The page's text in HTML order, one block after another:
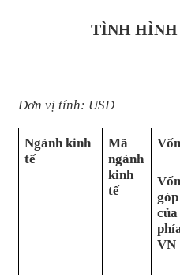
TÌNH HÌNH
Đơn vị tính: USD
Ngành kinh
tế
Mã
ngành
kinh
tế
Vốn
góp
của
VN